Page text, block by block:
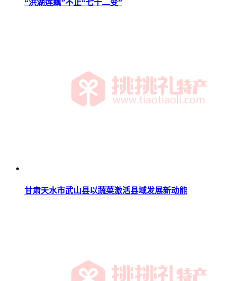
“洪湖莲藕”不止“七十二变”
甘肃天水市武山县以蔬菜激活县域发展新动能